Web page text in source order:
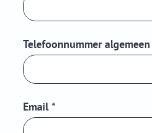
Telefoonnummer
Email*